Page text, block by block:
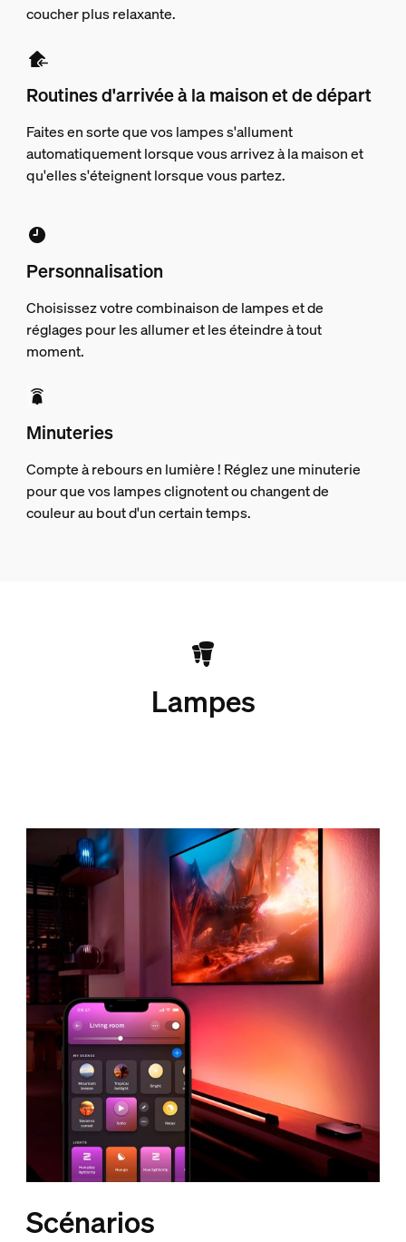
coucher plus relaxante.
Routines d'arrivée à la maison et de départ
Faites en sorte que vos lampes s'allument
automatiquement lorsque vous arrivez à la maison et
qu'elles s'éteignent lorsque vous partez.
Personnalisation
Choisissez votre combinaison de lampes et de
réglages pour les allumer et les éteindre à tout
moment.
Minuteries
Compte à rebours en lumière ! Réglez une minuterie
pour que vos lampes clignotent ou changent de
couleur au bout d'un certain temps.
Lampes
Scénarios